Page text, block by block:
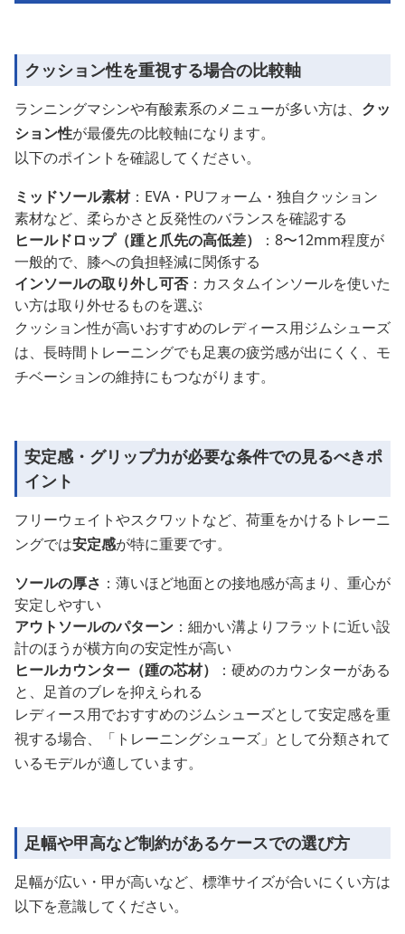
クッション性を重視する場合の比較軸
ランニングマシンや有酸素系のメニューが多い方は、 クッ
ション性が最優先の比較軸になります。
以下のポイントを確認してください。
ミッドソール素材：EVA・PUフォーム・独自クッション
素材など、柔らかさと反発性のバランスを確認する
ヒールドロップ（踵と爪先の高低差）
：8〜12mm程度が
一般的で、膝への負担軽減に関係する
インソールの取り外し可否：カスタムインソールを使いた
い方は取り外せるものを選ぶ
クッション性が高いおすすめのレディース用ジムシューズ
は、長時間トレーニングでも足裏の疲労感が出にくく、モ
チベーションの維持にもつながります。
安定感・グリップ力が必要な条件での見るべきポ
イント
フリーウェイトやスクワットなど、荷重をかけるトレーニ
ングでは安定感が特に重要です。
ソールの厚さ ：薄いほど地面との接地感が高まり、重心が
安定しやすい
アウトソールのパターン ：細かい溝よりフラットに近い設
計のほうが横方向の安定性が高い
ヒールカウンター（踵の芯材）
：硬めのカウンターがある
と、足首のブレを抑えられる
レディース用でおすすめのジムシューズとして安定感を重
視する場合、「トレーニングシューズ」として分類されて
いるモデルが適しています。
足幅や甲高など制約があるケースでの選び方
足幅が広い・甲が高いなど、標準サイズが合いにくい方は
以下を意識してください。